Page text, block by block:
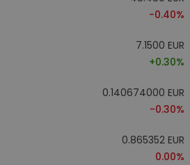
-0.40%
7.1500 EUR
+0.30%
0.140674000 EUR
-0.30%
0.865352 EUR
0.00%